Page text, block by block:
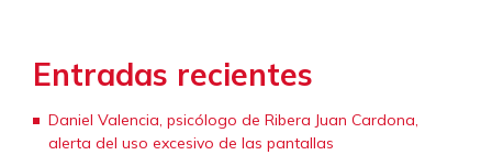
Entradas recientes
Daniel Valencia, psicólogo de Ribera Juan Cardona,
alerta del uso excesivo de las pantallas